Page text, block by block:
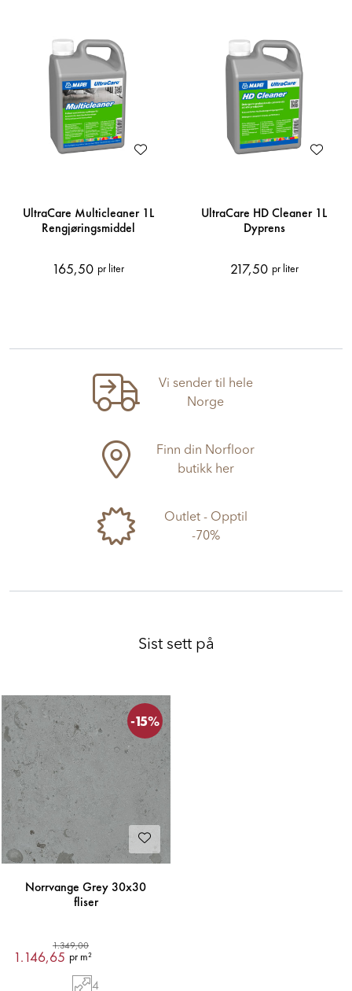
UltraCare Multicleaner 1L
Rengjøringsmiddel
165,50 pr liter
UltraCare HD Cleaner 1L
Dyprens
217,50 pr liter
Vi sender til hele
Norge
Finn din Norfloor
butikk her
Outlet - Opptil
-70%
Sist sett på
-15%
Norrvange Grey 30x30
fliser
1.349,00
1.146,65 pr m²
4